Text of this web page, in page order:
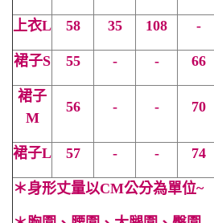
上衣L 58 35 108 -
裙子S 55 - - 66
裙子
M
56 - - 70
裙子L 57 - - 74
＊身形丈量以CM公分為單位~